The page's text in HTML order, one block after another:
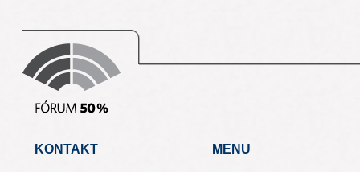
KONTAKT MENU